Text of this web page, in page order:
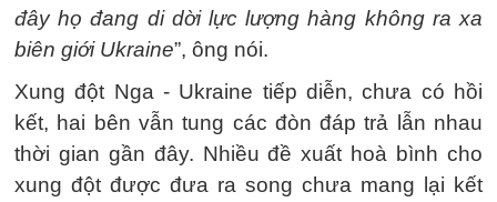
đây họ đang di dời lực lượng hàng không ra xa
biên giới Ukraine”, ông nói.
Xung đột Nga - Ukraine tiếp diễn, chưa có hồi
kết, hai bên vẫn tung các đòn đáp trả lẫn nhau
thời gian gần đây. Nhiều đề xuất hoà bình cho
xung đột được đưa ra song chưa mang lại kết